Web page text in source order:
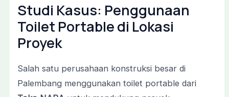
Studi Kasus: Penggunaan
Toilet Portabledi Lokasi
Proyek
Salah satu perusahaan konstruksi besar di
Palembang menggunakan toilet portable dari